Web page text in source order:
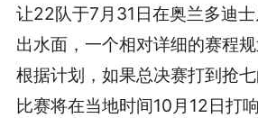
让22队于7月31日在奥兰多迪
出水面，一个相对详细的赛程规
根据计划，如果总决赛打到抢
比赛将在当地时间10月12日打